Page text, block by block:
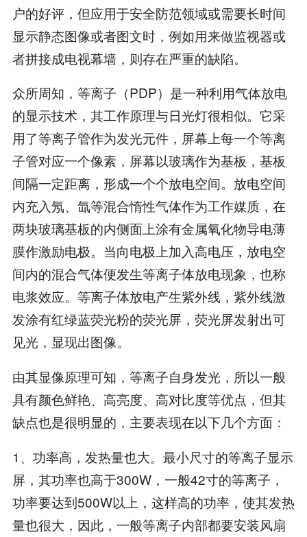
户的好评，但应用于安全防范领域或需要长时间
显示静态图像或者图文时，例如用来做监视器或
者拼接成电视幕墙，则存在严重的缺陷。
众所周知，等离子（PDP）是一种利用气体放电
的显示技术，其工作原理与日光灯很相似。它采
用了等离子管作为发光元件，屏幕上每一个等离
子管对应一个像素，屏幕以玻璃作为基板，基板
间隔一定距离，形成一个个放电空间。放电空间
内充入氖、氙等混合惰性气体作为工作媒质，在
两块玻璃基板的内侧面上涂有金属氧化物导电薄
膜作激励电极。当向电极上加入高电压，放电空
间内的混合气体便发生等离子体放电现象，也称
电浆效应。等离子体放电产生紫外线，紫外线激
发涂有红绿蓝荧光粉的荧光屏，荧光屏发射出可
见光，显现出图像。
由其显像原理可知，等离子自身发光，所以一般
具有颜色鲜艳、高亮度、高对比度等优点，但其
缺点也是很明显的，主要表现在以下几个方面：
1、功率高，发热量也大。最小尺寸的等离子显示
屏，其功率也高于300W，一般42寸的等离子，
功率要达到500W以上，这样高的功率，使其发热
量也很大，因此，一般等离子内部都要安装风扇